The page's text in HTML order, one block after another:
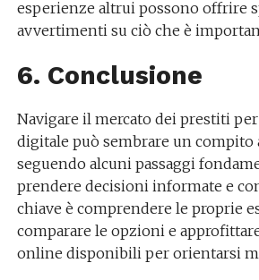
esperienze altrui possono offrire
avvertimenti su ciò che è
6. Conclusione
Navigare il mercato dei prestiti
digitale può sembrare un compito
seguendo alcuni passaggi
prendere decisioni informate e
chiave è comprendere le proprie
comparare le opzioni e
online disponibili per orientarsi